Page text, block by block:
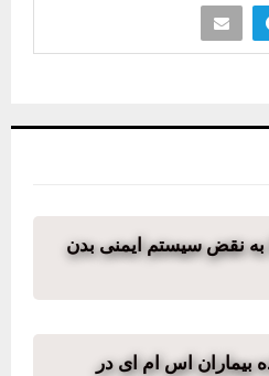
به نقض سیستم ایمنی بدن
بیماران اس ام ای در